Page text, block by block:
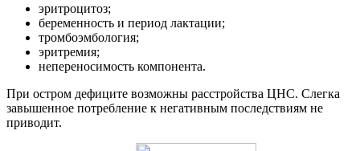
эритроцитоз;
беременность и период лактации;
тромбоэмбология;
эритремия;
непереносимость компонента.
При остром дефиците возможны расстройства ЦНС. Слегка
завышенное потребление к негативным последствиям не
приводит.